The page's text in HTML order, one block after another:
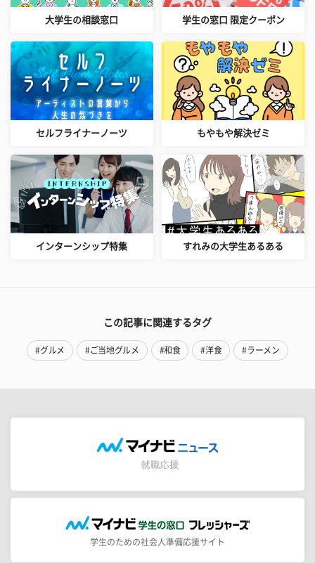
大学生の相談窓口 学生の窓口 限定クーポン
セルフライナーノーツ もやもや解決ゼミ
インターンシップ特集 すれみの大学生あるある
この記事に関連するタグ
#グルメ #ご当地グルメ #和食 #洋食 #ラーメン
学生のための社会人準備応援サイト